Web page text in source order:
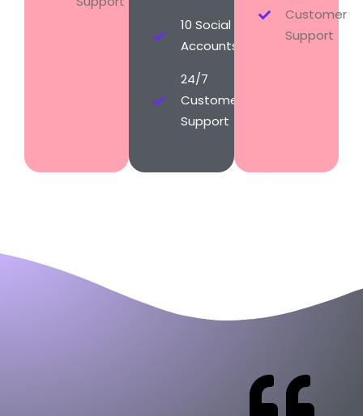
10 Social
Accounts
24/7
Customer
Support
Customer
Support